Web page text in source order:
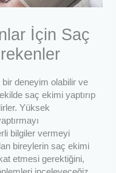
İçin Saç
deneyim olabilir ve
saç ekimi yaptırıp
Yüksek
bilgiler vermeyi
bireylerin saç ekimi
etmesi gerektiğini,